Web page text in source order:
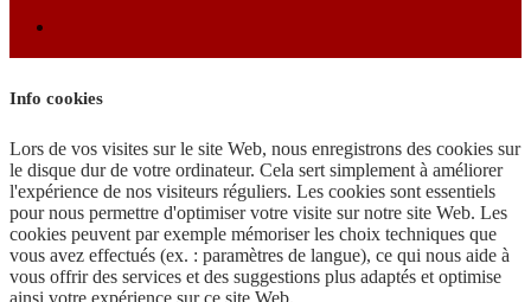
Info cookies
Lors de vos visites sur le site Web, nous enregistrons des cookies sur
le disque dur de votre ordinateur. Cela sert simplement à améliorer
l'expérience de nos visiteurs réguliers. Les cookies sont essentiels
pour nous permettre d'optimiser votre visite sur notre site Web. Les
cookies peuvent par exemple mémoriser les choix techniques que
vous avez effectués (ex. : paramètres de langue), ce qui nous aide à
vous offrir des services et des suggestions plus adaptés et optimise
ainsi votre expérience sur ce site Web.